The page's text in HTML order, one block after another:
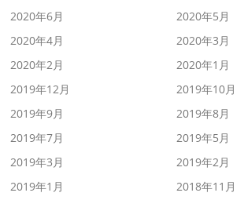
2020年6月
2020年5月
2020年4月
2020年3月
2020年2月
2020年1月
2019年12月
2019年10月
2019年9月
2019年8月
2019年7月
2019年5月
2019年3月
2019年2月
2019年1月
2018年11月